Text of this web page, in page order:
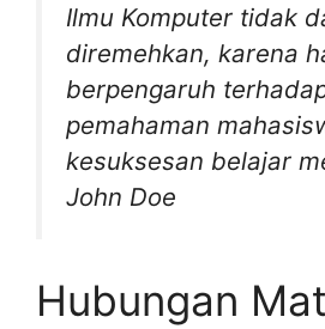
Ilmu Komputer tidak
diremehkan, karena
berpengaruh
pemahaman
kesuksesan belajar
John Doe
Hubungan